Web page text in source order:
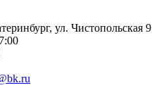
ул. Чистопольская 9